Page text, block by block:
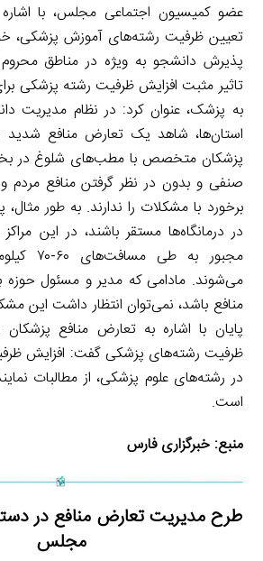
عضو کمیسیون اجتماعی مجلس، با
تعیین ظرفیت رشته‌های آموزش پزشکی،
پذیرش دانشجو به ویژه در مناطق
تاثیر مثبت افزایش ظرفیت رشته پزشکی
به پزشک، عنوان کرد: در نظام مدیریت
استان‌ها، شاهد یک تعارض منافع شدید
پزشکان متخصص با مطب‌های شلوغ در
صنفی و بدون در نظر گرفتن منافع مردم و
برخورد با مشکلات را ندارند. به طور
در درمانگاه‌ها مستقر باشند، در این
مجبور
می‌شوند. مادامی که مدیر و مسئول
منافع باشد، نمی‌توان انتظار داشت این
پایان با اشاره به تعارض منافع
ظرفیت رشته‌های پزشکی گفت: افزایش
در رشته‌های علوم پزشکی، از مطالبات
است.
منبع:خبرگزاری فارس
طرح مدیریت تعارض منافع در
مجلس